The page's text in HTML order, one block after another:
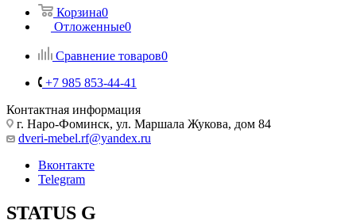
Корзина0
Отложенные0
Сравнение товаров0
+7 985 853-44-41
Контактная информация
г. Наро-Фоминск, ул. Маршала Жукова, дом 84
dveri-mebel.rf@yandex.ru
Вконтакте
Telegram
STATUS G